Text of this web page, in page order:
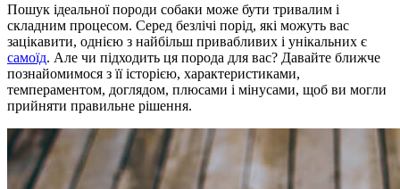
Пошук ідеальної породи собаки може бути тривалим і
складним процесом. Серед безлічі порід, які можуть вас
зацікавити, однією з найбільш привабливих і унікальних є
самоїд. Але чи підходить ця порода для вас? Давайте ближче
познайомимося з її історією, характеристиками,
темпераментом, доглядом, плюсами і мінусами, щоб ви могли
прийняти правильне рішення.